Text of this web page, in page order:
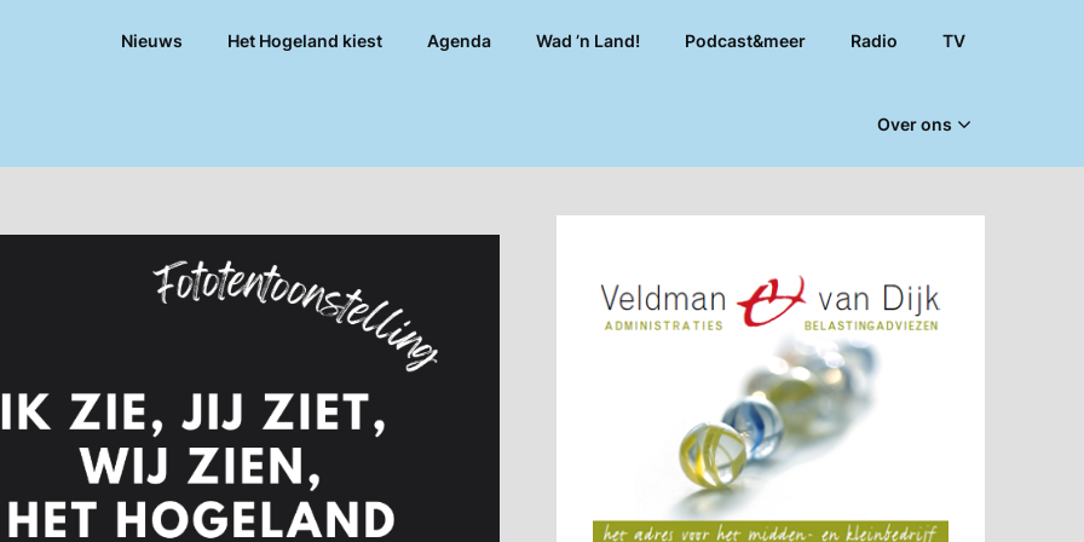
Nieuws Het Hogeland kiest Agenda Wad ’n Land! Podcast&meer Radio TV
Over ons